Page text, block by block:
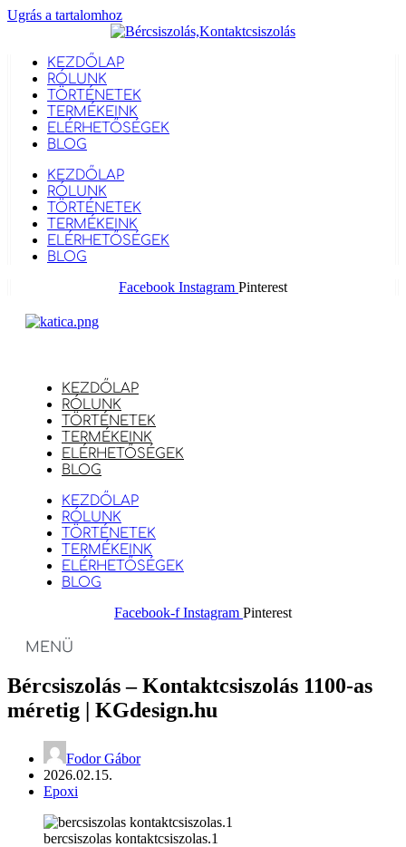
Ugrás a tartalomhoz
KEZDŐLAP
RÓLUNK
TÖRTÉNETEK
TERMÉKEINK
ELÉRHETŐSÉGEK
BLOG
KEZDŐLAP
RÓLUNK
TÖRTÉNETEK
TERMÉKEINK
ELÉRHETŐSÉGEK
BLOG
Facebook Instagram Pinterest
KEZDŐLAP
RÓLUNK
TÖRTÉNETEK
TERMÉKEINK
ELÉRHETŐSÉGEK
BLOG
KEZDŐLAP
RÓLUNK
TÖRTÉNETEK
TERMÉKEINK
ELÉRHETŐSÉGEK
BLOG
Facebook-f Instagram Pinterest
MENÜ
Bércsiszolás – Kontaktcsiszolás 1100-as
méretig | KGdesign.hu
Fodor Gábor
2026.02.15.
Epoxi
bercsiszolas kontaktcsiszolas.1